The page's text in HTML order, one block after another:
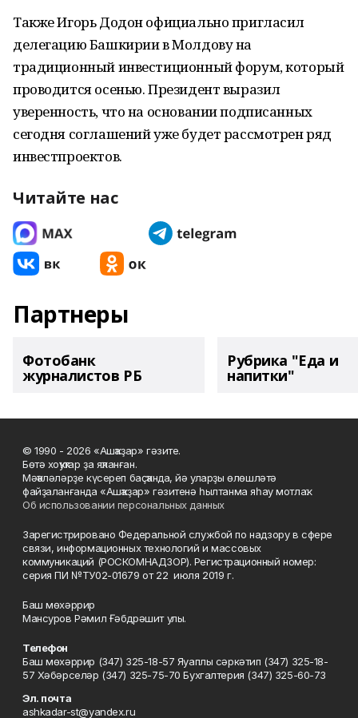
Также Игорь Додон официально пригласил
делегацию Башкирии в Молдову на
традиционный инвестиционный форум, который
проводится осенью. Президент выразил
уверенность, что на основании подписанных
сегодня соглашений уже будет рассмотрен ряд
инвестпроектов.
Читайте нас
Партнеры
Фотобанк
журналистов РБ
Рубрика "Еда и
напитки"
© 1990 - 2026 «Ашҡаҙар» гәзите.
Бөтә хоҡуҡтар ҙа яҡланған.
Мәҡәләләрҙе күсереп баҫҡанда, йә уларҙы өлөшләтә
файҙаланғанда «Ашҡаҙар» гәзитенә һылтанма яһау мотлаҡ.
Об использовании персональных данных
Зарегистрировано Федеральной службой по надзору в сфере
связи, информационных технологий и массовых
коммуникаций (РОСКОМНАДЗОР). Регистрационный номер:
серия ПИ №ТУ02-01679 от 22 июля 2019 г.
Баш мөхәррир
Мансуров Рәмил Ғәбдрәшит улы.
Телефон
Баш мөхәррир (347) 325-18-57 Яуаплы сәркәтип (347) 325-18-
57 Хәбәрселәр (347) 325-75-70 Бухгалтерия (347) 325-60-73
Эл. почта
ashkadar-st@yandex.ru